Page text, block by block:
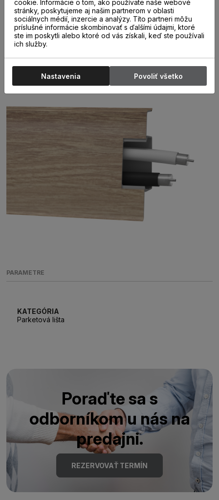
nie je potrebné lišty po namontovaní tmeliť. Dekory sú
prispôsobené aktuálnym trendovým farbám podlahových
materiálov a ku každému dekoru lišty sú k dispozícii
doplnky ( rohy, spojky, ukončenia ) v identických farbách.
Pri objednávke treba upresniť počet jednotlivých
prvkov.
PARAMETRE
KATEGÓRIA
Parketová lišta
Poraďte sa s
odborníkom u nás na
predajni.
REZERVOVAŤ TERMÍN
cookie. Informácie o tom, ako používate naše webové
stránky, poskytujeme aj našim partnerom v oblasti
sociálnych médií, inzercie a analýzy. Títo partneri môžu
príslušné informácie skombinovať s ďalšími údajmi, ktoré
ste im poskytli alebo ktoré od vás získali, keď ste používali
ich služby.
Nastavenia Povoliť všetko